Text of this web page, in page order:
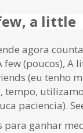
a little
agora
(poucos), A
(eu tenho
paciencia).
para ganhar